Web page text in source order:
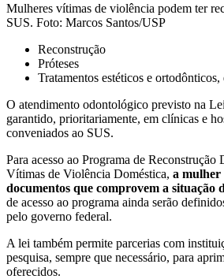
Mulheres vítimas de violência podem ter
SUS. Foto: Marcos Santos/USP
Reconstrução
Próteses
Tratamentos estéticos e
O atendimento odontológico previsto na
garantido, prioritariamente, em clínicas e
conveniados ao SUS.
Para acesso ao Programa de Reconstrução
Vítimas de Violência Doméstica, a mulher
documentos que comprovem a situação
de acesso ao programa ainda serão
pelo governo federal.
A lei também permite parcerias com
pesquisa, sempre que necessário, para
oferecidos.